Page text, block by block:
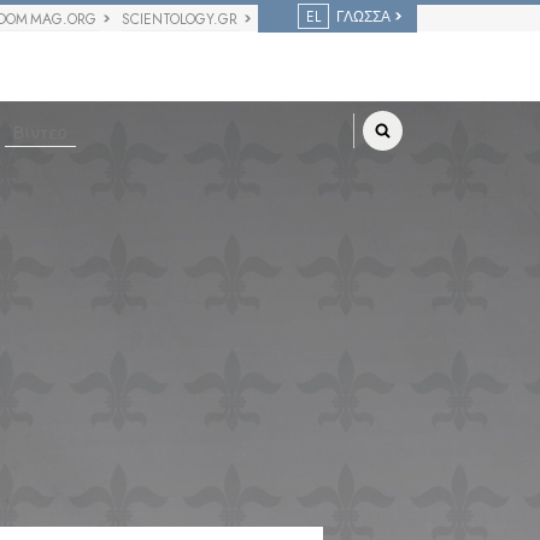
MAG.ORG SCIENTOLOGY.GR EL ΓΛΩΣΣΑ